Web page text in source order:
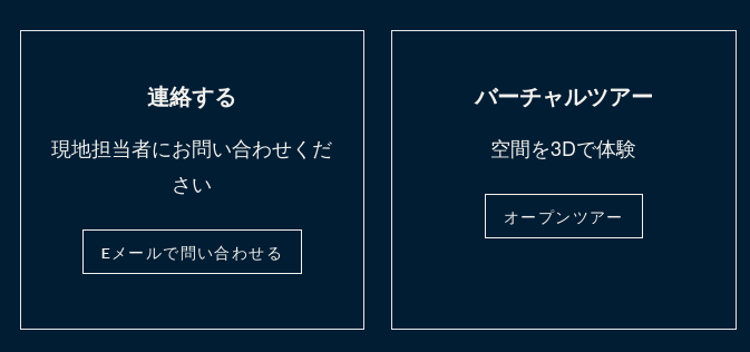
連絡する
現地担当者にお問い合わせくだ
さい
Eメールで問い合わせる
バーチャルツアー
空間を3Dで体験
オープンツアー